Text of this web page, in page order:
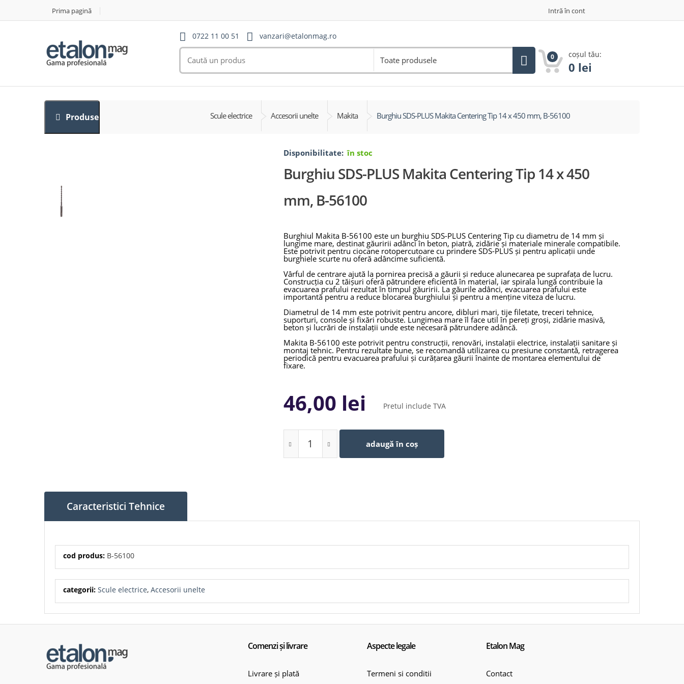
Prima pagină Intră în cont
0722 11 00 51 vanzari@etalonmag.ro
Toate produsele 0 coșul tău:
0 lei
Produse Scule electrice Accesorii unelte Makita Burghiu SDS-PLUS Makita Centering Tip 14 x 450 mm, B-56100
Disponibilitate: în stoc
Burghiu SDS-PLUS Makita Centering Tip 14 x 450
mm, B-56100
Burghiul Makita B-56100 este un burghiu SDS-PLUS Centering Tip cu diametru de 14 mm și
lungime mare, destinat găuririi adânci în beton, piatră, zidărie și materiale minerale compatibile.
Este potrivit pentru ciocane rotopercutoare cu prindere SDS-PLUS și pentru aplicații unde
burghiele scurte nu oferă adâncime suficientă.
Vârful de centrare ajută la pornirea precisă a găurii și reduce alunecarea pe suprafața de lucru.
Construcția cu 2 tăișuri oferă pătrundere eficientă în material, iar spirala lungă contribuie la
evacuarea prafului rezultat în timpul găuririi. La găurile adânci, evacuarea prafului este
importantă pentru a reduce blocarea burghiului și pentru a menține viteza de lucru.
Diametrul de 14 mm este potrivit pentru ancore, dibluri mari, tije filetate, treceri tehnice,
suporturi, console și fixări robuste. Lungimea mare îl face util în pereți groși, zidărie masivă,
beton și lucrări de instalații unde este necesară pătrundere adâncă.
Makita B-56100 este potrivit pentru construcții, renovări, instalații electrice, instalații sanitare și
montaj tehnic. Pentru rezultate bune, se recomandă utilizarea cu presiune constantă, retragerea
periodică pentru evacuarea prafului și curățarea găurii înainte de montarea elementului de
fixare.
Brand: Makita
Cod produs: B-56100
Tip produs: burghiu SDS-PLUS Centering Tip
Lungime totală: 450 mm conform denumirii Makita NL; unele surse comerciale indică 460
Lungime utilă: aprox. 400 mm
Tip tăiere: 2 tăișuri
46,00 lei Pretul include TVA
adaugă în coș
Caracteristici Tehnice
cod produs: B-56100
categorii: Scule electrice, Accesorii unelte
Comenzi și livrare
Livrare și plată
Aspecte legale
Termeni si conditii
Etalon Mag
Contact